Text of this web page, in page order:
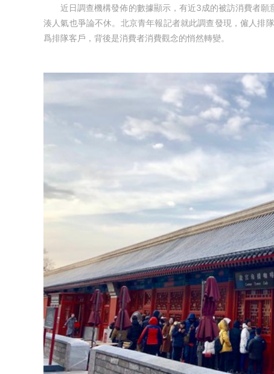
近日調查機構發佈的數據顯示，有近3成的被訪消費者願
湊人氣也爭論不休。北京青年報記者就此調查發現，僱人排
爲排隊客戶，背後是消費者消費觀念的悄然轉變。